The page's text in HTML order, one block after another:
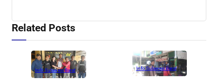
Related Posts
Info Sulawesi Barat Info Sulawesi Barat